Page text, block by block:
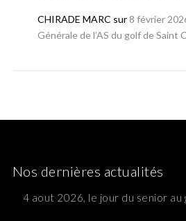
CHIRADE MARC sur 8 février
Générale de l’AS du golf de Saint
Nos dernières actualités
4 aout 2026, le jour du senior au